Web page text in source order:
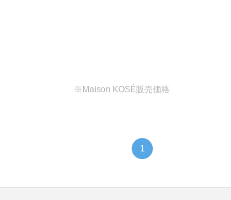
※Maison KOSÉ販売価格
1